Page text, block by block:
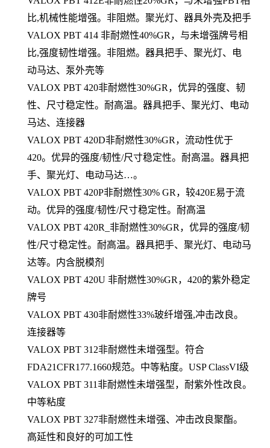
比,机械性能增强。非阻燃。聚光灯、器具外壳及把手
VALOX PBT 414 非耐燃性40%GR，与未增强牌号相
比,强度韧性增强。非阻燃。器具把手、聚光灯、电
动马达、泵外壳等
VALOX PBT 420非耐燃性30%GR，优异的强度、韧
性、尺寸稳定性。耐高温。器具把手、聚光灯、电动
马达、连接器
VALOX PBT 420D非耐燃性30%GR，流动性优于
420。优异的强度/韧性/尺寸稳定性。耐高温。器具把
手、聚光灯、电动马达…。
VALOX PBT 420P非耐燃性30% GR，较420E易于流
动。优异的强度/韧性/尺寸稳定性。耐高温
VALOX PBT 420R_非耐燃性30%GR，优异的强度/韧
性/尺寸稳定性。耐高温。器具把手、聚光灯、电动马
达等。内含脱模剂
VALOX PBT 420U 非耐燃性30%GR，420的紫外稳定
牌号
VALOX PBT 430非耐燃性33%玻纤增强,冲击改良。
连接器等
VALOX PBT 312非耐燃性未增强型。符合
FDA21CFR177.1660规范。中等粘度。USP ClassVI级
VALOX PBT 311非耐燃性未增强型，耐紫外性改良。
中等粘度
VALOX PBT 327非耐燃性未增强、冲击改良聚酯。
高延性和良好的可加工性